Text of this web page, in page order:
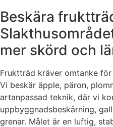
Beskära
mer skörd och
Fruktträd kräver omtanke
Vi beskär äpple, päron,
artanpassad teknik, där vi
uppbyggnadsbeskärning,
grenar. Målet är en luftig,